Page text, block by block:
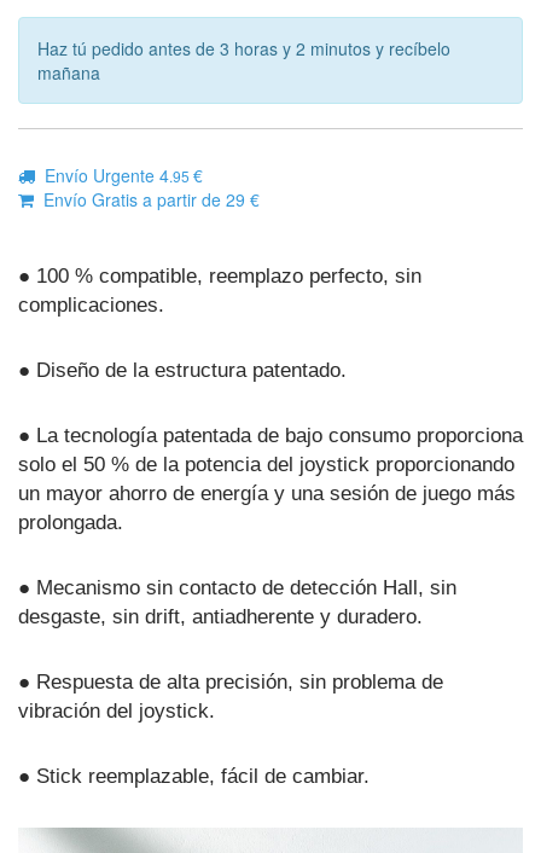
Haz tú pedido antes de 3 horas y 2 minutos y recíbelo
mañana
Envío Urgente 4.95 €
Envío Gratis a partir de 29 €
● 100 % compatible, reemplazo perfecto, sin
complicaciones.
● Diseño de la estructura patentado.
● La tecnología patentada de bajo consumo proporciona
solo el 50 % de la potencia del joystick proporcionando
un mayor ahorro de energía y una sesión de juego más
prolongada.
● Mecanismo sin contacto de detección Hall, sin
desgaste, sin drift, antiadherente y duradero.
● Respuesta de alta precisión, sin problema de
vibración del joystick.
● Stick reemplazable, fácil de cambiar.